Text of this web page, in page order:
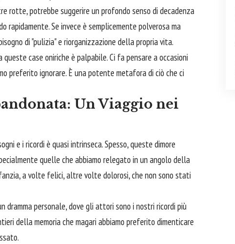
rotte, potrebbe suggerire un profondo senso di decadenza
rapidamente. Se invece è semplicemente polverosa ma
di "pulizia" e riorganizzazione della propria vita.
case oniriche è palpabile. Ci fa pensare a occasioni
preferito ignorare. È una potente metafora di ciò che ci
Un Viaggio nei
e i ricordi è quasi intrinseca. Spesso, queste dimore
quelle che abbiamo relegato in un angolo della
a volte felici, altre volte dolorosi, che non sono stati
dramma personale, dove gli attori sono i nostri ricordi più
della memoria che magari abbiamo preferito dimenticare